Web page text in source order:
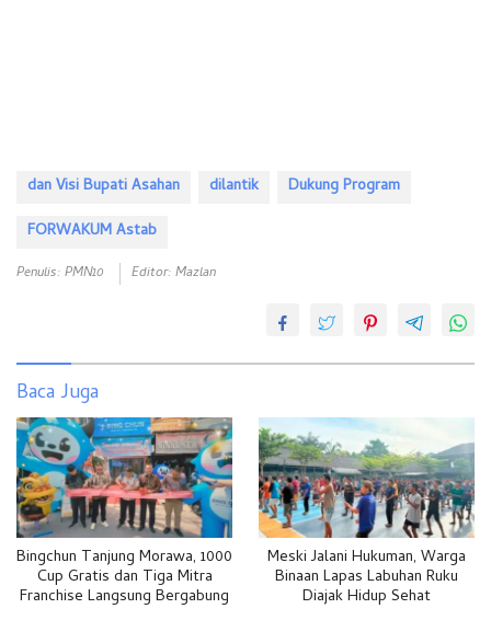
dan Visi Bupati Asahan dilantik
Dukung Program
FORWAKUM Astab
Penulis: PMN10 Editor: Mazlan
Baca Juga
Bingchun Tanjung Morawa, 1000
Cup Gratis dan Tiga Mitra
Franchise Langsung Bergabung
Meski Jalani Hukuman, Warga
Binaan Lapas Labuhan Ruku
Diajak Hidup Sehat